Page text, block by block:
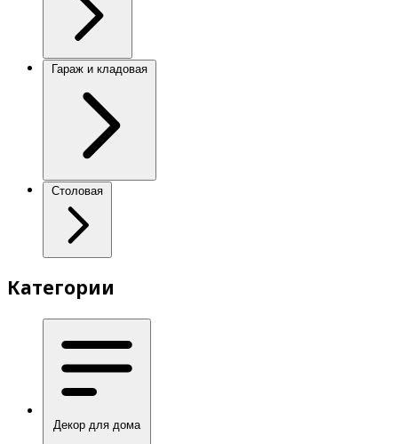
Гараж и кладовая
Столовая
Категории
Декор для дома